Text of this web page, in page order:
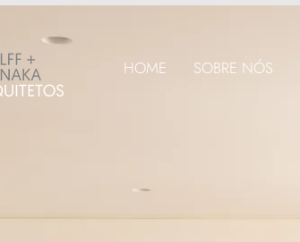
HOME SOBRE NÓS